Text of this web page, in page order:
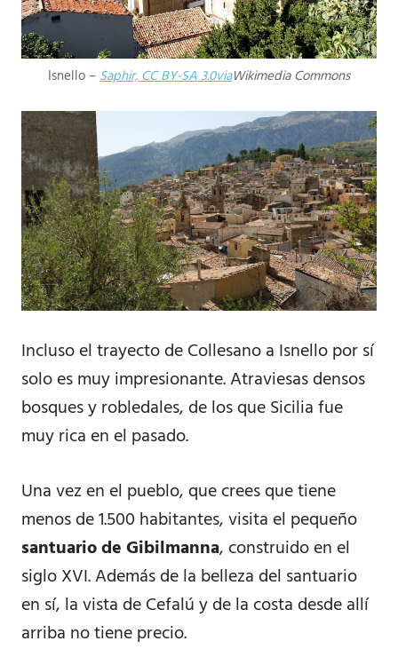
Isnello –Saphir, CC BY-SA 3.0viaWikimedia Commons
Incluso el trayecto de Collesano a Isnello por sí
solo es muy impresionante. Atraviesas densos
bosques y robledales, de los que Sicilia fue
muy rica en el pasado.
Una vez en el pueblo, que crees que tiene
menos de 1.500 habitantes, visita el pequeño
santuario de Gibilmanna, construido en el
siglo XVI. Además de la belleza del santuario
en sí, la vista de Cefalú y de la costa desde allí
arriba no tiene precio.